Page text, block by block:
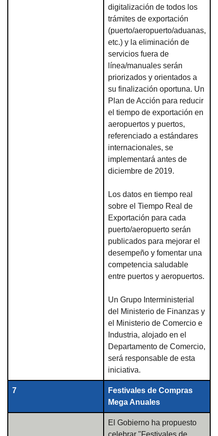
digitalización de todos los
trámites de exportación
(puerto/aeropuerto/aduanas,
etc.) y la eliminación de
servicios fuera de
línea/manuales serán
priorizados y orientados a
su finalización oportuna. Un
Plan de Acción para reducir
el tiempo de exportación en
aeropuertos y puertos,
referenciado a estándares
internacionales, se
implementará antes de
diciembre de 2019.
Los datos en tiempo real
sobre el Tiempo Real de
Exportación para cada
puerto/aeropuerto serán
publicados para mejorar el
desempeño y fomentar una
competencia saludable
entre puertos y aeropuertos.
Un Grupo Interministerial
del Ministerio de Finanzas y
el Ministerio de Comercio e
Industria, alojado en el
Departamento de Comercio,
será responsable de esta
iniciativa.
7
Festivales de Compras
Mega Anuales
El Gobierno ha propuesto
celebrar "Festivales de